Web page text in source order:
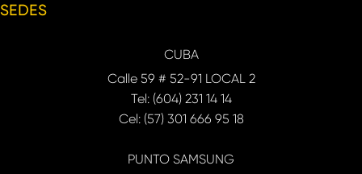
SEDES
CUBA
Calle 59 # 52-91 LOCAL 2
Tel: (604) 231 14 14
Cel: (57) 301 666 95 18
PUNTO SAMSUNG